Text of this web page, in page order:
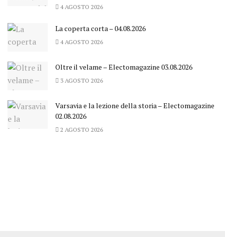
4 AGOSTO 2026
La coperta corta – 04.08.2026
4 AGOSTO 2026
Oltre il velame – Electomagazine 03.08.2026
3 AGOSTO 2026
Varsavia e la lezione della storia – Electomagazine
02.08.2026
2 AGOSTO 2026